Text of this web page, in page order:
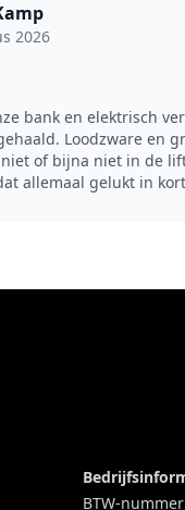
2026
bank en elektrisch
Loodzware en
of bijna niet in de
allemaal gelukt in
Our
to get rid of your
it yourself, you can give
BTW-